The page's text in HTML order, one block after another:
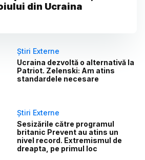
din Ucraina
Știri Externe
Ucraina dezvoltă o alternativă la
Patriot. Zelenski: Am atins
standardele necesare
Știri Externe
Sesizările către programul
britanic Prevent au atins un
nivel record. Extremismul de
dreapta, pe primul loc